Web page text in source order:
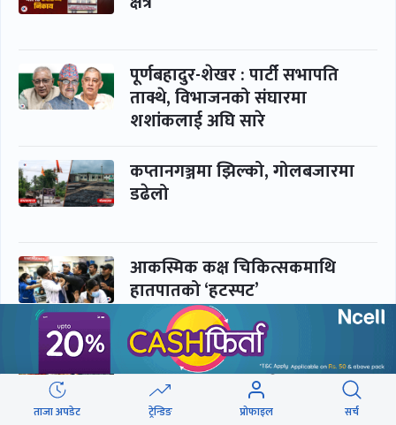
पूर्णबहादुर-शेखर : पार्टी सभापति
ताक्थे, विभाजनको संघारमा
शशांकलाई अघि सारे
कप्तानगञ्जमा झिल्को, गोलबजारमा
डढेलो
आकस्मिक कक्ष चिकित्सकमाथि
हातपातको ‘हटस्पट’
नपढी ‘पास’, नपढाइ ‘गुणस्तर’
ताजा अपडेट ट्रेन्डिङ प्रोफाइल सर्च